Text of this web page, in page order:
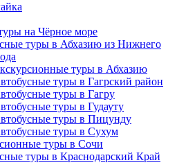
на Чёрное море
туры в Абхазию из Нижнего
туры в Абхазию
туры в Гагрский район
туры в Гагру
туры в Гудауту
туры в Пицунду
туры в Сухум
туры в Сочи
туры в Краснодарский Край